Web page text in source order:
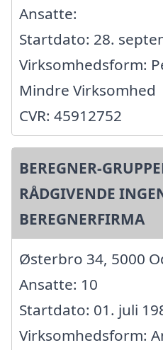
Ansatte:
Startdato: 28.
Virksomhedsform:
Mindre Virksomhed
CVR: 45912752
BEREGNER-
RÅDGIVENDE
BEREGNERFIRMA
Østerbro 34, 5000
Ansatte: 10
Startdato: 01. juli
Virksomhedsform: